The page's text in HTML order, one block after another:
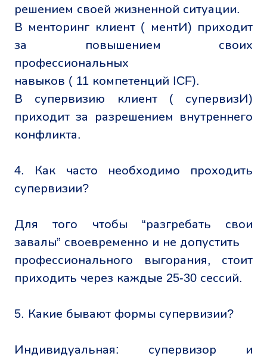
решением своей жизненной ситуации.
В менторинг клиент ( ментИ) приходит
за повышением своих
профессиональных
навыков ( 11 компетенций ICF).
В супервизию клиент ( супервизИ)
приходит за разрешением внутреннего
конфликта.
4. Как часто необходимо проходить
супервизии?
Для того чтобы “разгребать свои
завалы” своевременно и не допустить
профессионального выгорания, стоит
приходить через каждые 25-30 сессий.
5. Какие бывают формы супервизии?
Индивидуальная: супервизор и